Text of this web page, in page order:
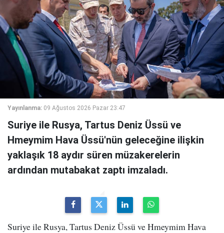
Yayınlanma: 09 Ağustos 2026 Pazar 23:47
Suriye ile Rusya, Tartus Deniz Üssü ve
Hmeymim Hava Üssü'nün geleceğine ilişkin
yaklaşık 18 aydır süren müzakerelerin
ardından mutabakat zaptı imzaladı.
Suriye ile Rusya, Tartus Deniz Üssü ve Hmeymim Hava